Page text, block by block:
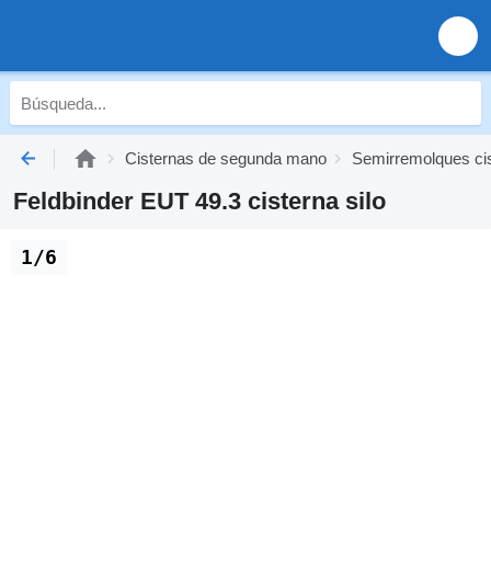
Cisternas de segunda mano Semirremolques
Feldbinder EUT 49.3 cisterna silo
1/6